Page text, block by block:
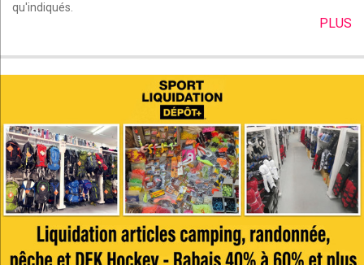
qu'indiqués.
PLUS